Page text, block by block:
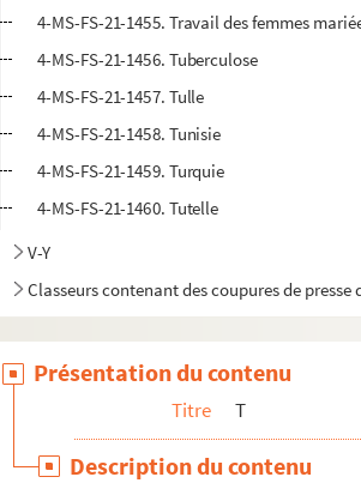
4-MS-FS-21-1455. Travail des femmes
4-MS-FS-21-1456. Tuberculose
4-MS-FS-21-1457. Tulle
4-MS-FS-21-1458. Tunisie
4-MS-FS-21-1459. Turquie
4-MS-FS-21-1460. Tutelle
V-Y
Classeurs contenant des coupures de presse
Présentation du contenu
Titre T
Description du contenu